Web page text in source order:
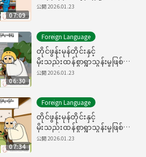
07:09
များကိုလည်း ကြိုတင်ပြင်ဆင်
公開2026.01.23
06:30
Foreign Language
တိုင်ဖွန်းမုန်တိုင်းနှင့်
မိုးသည်းထန်စွာရွာသွန်းမှုဖြစ်ပွား
ချိန်၌ သတိထားရမည့်အရာများ
公開2026.01.23
07:34
Foreign Language
တိုင်ဖွန်းမုန်တိုင်းနှင့်
မိုးသည်းထန်စွာရွာသွန်းမှုဖြစ်ပွား
ခြင်း၊ကြိုတင်ပြင်ဆင်ရမည့်အရာ
公開2026.01.23